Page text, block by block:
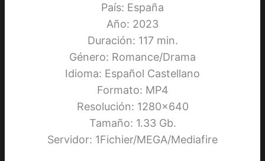
País: España
Año: 2023
Duración: 117 min.
Género: Romance/Drama
Idioma: Español Castellano
Formato: MP4
Resolución: 1280×640
Tamaño: 1.33 Gb.
Servidor: 1Fichier/MEGA/Mediafire